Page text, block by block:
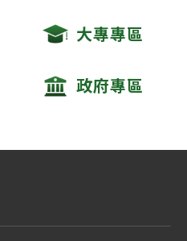
大專專區
政府專區